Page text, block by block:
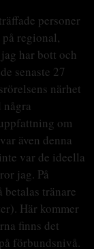
personer
regional,
har bott och
senaste 27
närhet
några
om
även denna
var de ideella
jag. På
tränare
Här kommer
finns det
förbundsnivå.